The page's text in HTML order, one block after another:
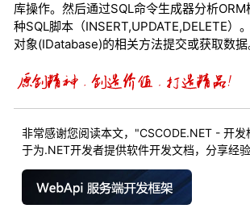
库操作。然后通过SQL命令生成器分析
种SQL脚本（INSERT,UPDATE,DELETE）
对象(IDatabase)的相关方法提交或获取数据
非常感谢您阅读本文，"CSCODE.NET - 开
于为.NET开发者提供软件开发文档，分享经